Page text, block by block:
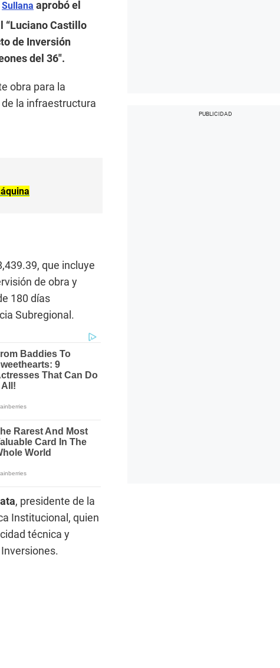
Sullana aprobó el
“Luciano Castillo
de Inversión
del 36″.
obra para la
la infraestructura
que incluye
de obra y
180 días
Subregional.
, presidente de la
Institucional, quien
técnica y